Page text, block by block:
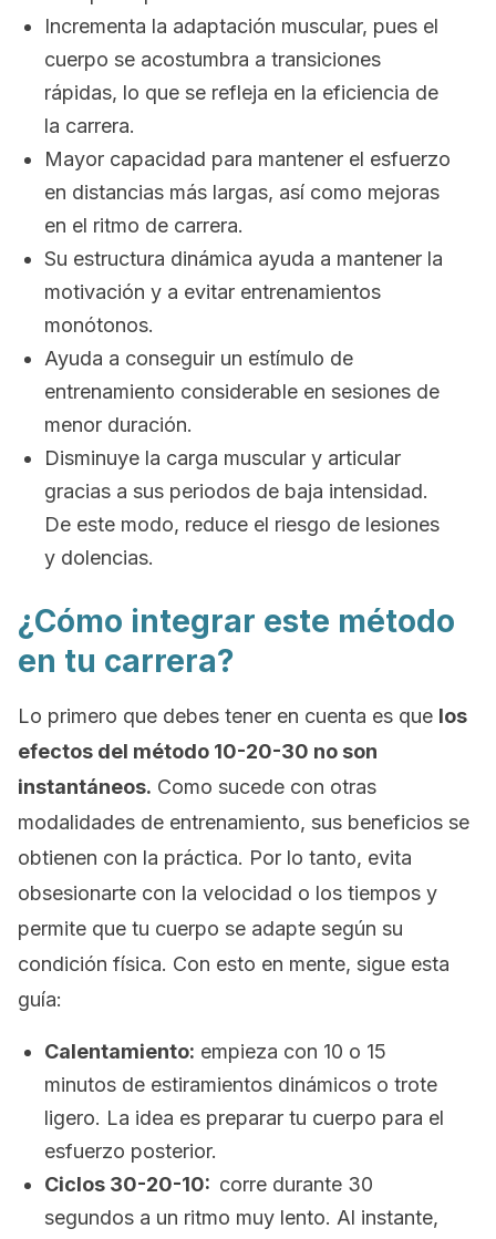
Incrementa la adaptación muscular, pues el
cuerpo se acostumbra a transiciones
rápidas, lo que se refleja en la eficiencia de
la carrera.
Mayor capacidad para mantener el esfuerzo
en distancias más largas, así como mejoras
en el ritmo de carrera.
Su estructura dinámica ayuda a mantener la
motivación y a evitar entrenamientos
monótonos.
Ayuda a conseguir un estímulo de
entrenamiento considerable en sesiones de
menor duración.
Disminuye la carga muscular y articular
gracias a sus periodos de baja intensidad.
De este modo, reduce el riesgo de lesiones
y dolencias.
¿Cómo integrar este método
en tu carrera?
Lo primero que debes tener en cuenta es que los
efectos del método 10-20-30 no son
instantáneos. Como sucede con otras
modalidades de entrenamiento, sus beneficios se
obtienen con la práctica. Por lo tanto, evita
obsesionarte con la velocidad o los tiempos y
permite que tu cuerpo se adapte según su
condición física. Con esto en mente, sigue esta
guía:
Calentamiento: empieza con 10 o 15
minutos de estiramientos dinámicos o trote
ligero. La idea es preparar tu cuerpo para el
esfuerzo posterior.
Ciclos 30-20-10: corre durante 30
segundos a un ritmo muy lento. Al instante,